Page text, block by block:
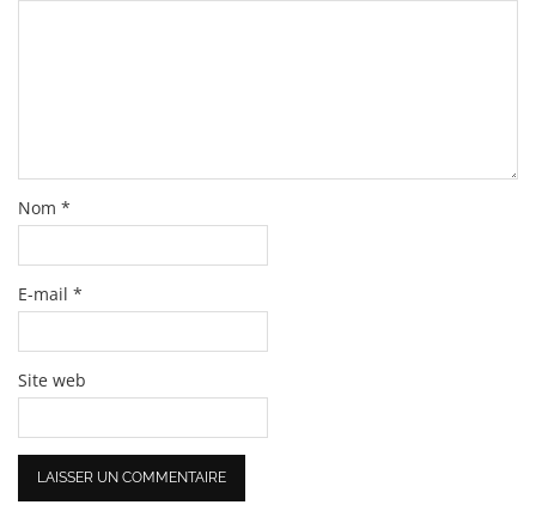
Nom *
E-mail *
Site web